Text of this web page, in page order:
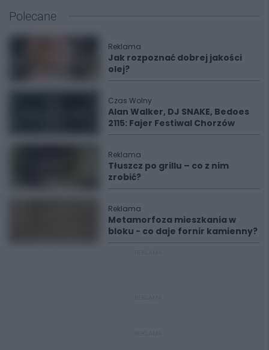
Polecane
Reklama
Jak rozpoznać dobrej jakości
olej?
Czas Wolny
Alan Walker, DJ SNAKE, Bedoes
2115: Fajer Festiwal Chorzów
Reklama
Tłuszcz po grillu – co z nim
zrobić?
Reklama
Metamorfoza mieszkania w
bloku - co daje fornir kamienny?